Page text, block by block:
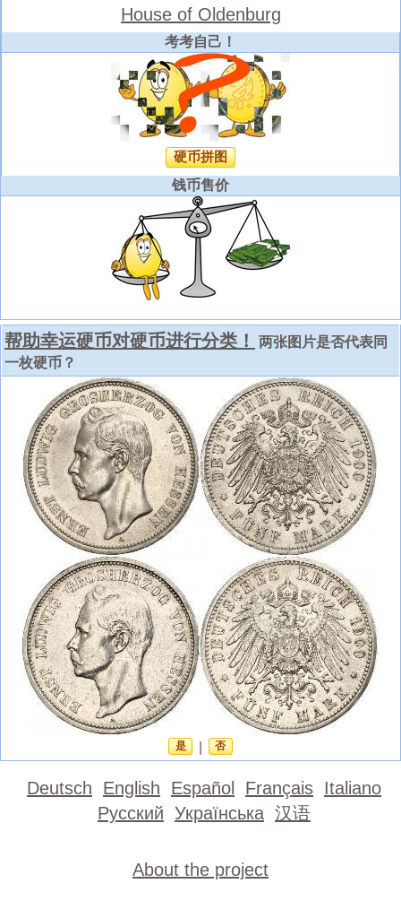
House of Oldenburg
考考自己！
硬币拼图
钱币售价
帮助幸运硬币对硬币进行分类！
两张图片是否代表同
一枚硬币？
是 否
Deutsch English Español Français Italiano
Русский Українська 汉语
About the project